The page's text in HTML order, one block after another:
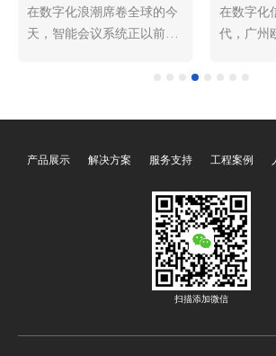
在数字化浪潮席卷全球的今
天，智能会议系统正以前所
队的学术交流，再到远程医
畅、多元化的会议体验成为
议的变革中，广州欧雅丽信
息技术有限公司oyalee中议
视控的矩阵切换器“8进8出
FLX-NANO，16进16出FLX-
PLUS、72进72出FLX-
在数字化
代，广州
MMD、
PLUS、
SUPER、
MAX”作
灵活切换
备，广泛
控中心、
输出通道
产品展示 解决方案 服务支持 工程案例
扫描添加微信